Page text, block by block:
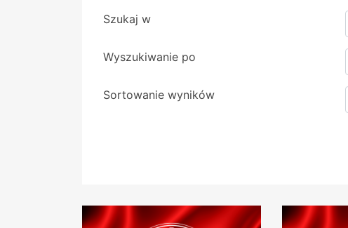
Szukaj w
Wyszukiwanie po
Sortowanie wyników